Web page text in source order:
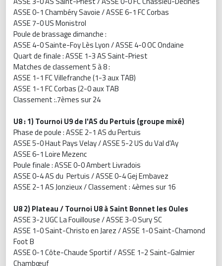
ASSE 0-1 Chambéry Savoie / ASSE 6-1 FC Corbas
ASSE 7-0 US Monistrol
Poule de brassage dimanche :
ASSE 4-0 Sainte-Foy Lès Lyon / ASSE 4-0 OC Ondaine
Quart de finale : ASSE 1-3 AS Saint-Priest
Matches de classement 5 à 8 :
ASSE 1-1 FC Villefranche (1-3 aux TAB)
ASSE 1-1 FC Corbas (2-0 aux TAB
Classement :.7èmes sur 24
U8 : 1) Tournoi U9 de l'AS du Pertuis (groupe mixé)
Phase de poule : ASSE 2-1 AS du Pertuis
ASSE 5-0 Haut Pays Velay / ASSE 5-2 US du Val d'Ay
ASSE 6-1 Loire Mezenc
Poule finale : ASSE 0-0 Ambert Livradois
ASSE 0-4 AS du Pertuis / ASSE 0-4 Gej Embavez
ASSE 2-1 AS Jonzieux / Classement : 4èmes sur 16
U8 2) Plateau / Tournoi U8 à Saint Bonnet les Oules
ASSE 3-2 UGC La Fouillouse / ASSE 3-0 Sury SC
ASSE 1-0 Saint-Christo en Jarez / ASSE 1-0 Saint-Chamond
Foot B
ASSE 0-1 Côte-Chaude Sportif / ASSE 1-2 Saint-Galmier
Chambœuf